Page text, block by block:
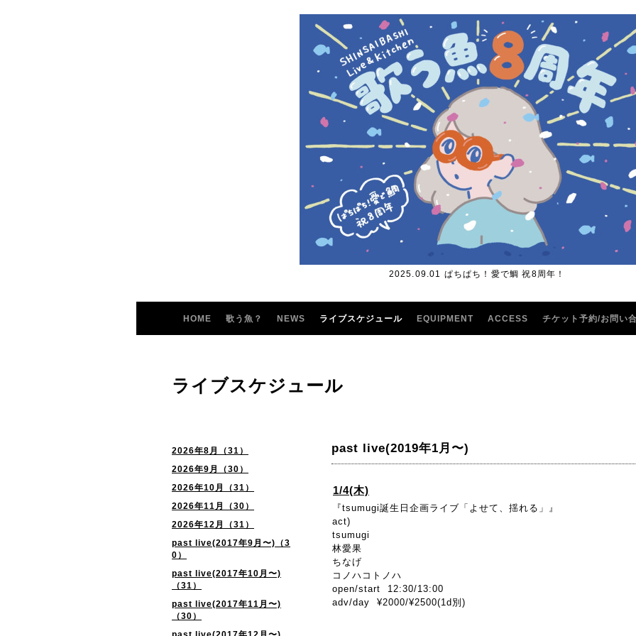
2025.09.01 ぱちぱち！愛で鯛 祝8周年！
HOME 歌う魚？ NEWS ライブスケジュール EQUIPMENT ACCESS チケット予約/お問い
2026年8月（31）
2026年9月（30）
2026年10月（31）
2026年11月（30）
2026年12月（31）
past live(2017年9月〜)（3
0）
past live(2017年10月〜)
（31）
past live(2017年11月〜)
（30）
ライブスケジュール
past live(2019年1月〜)
1/4(木)
『tsumugi誕生日企画ライブ「よせて、揺れる」』
act)
tsumugi
林愛果
ちなげ
コノハコトノハ
open/start 12:30/13:00
adv/day ¥2000/¥2500(1d別)